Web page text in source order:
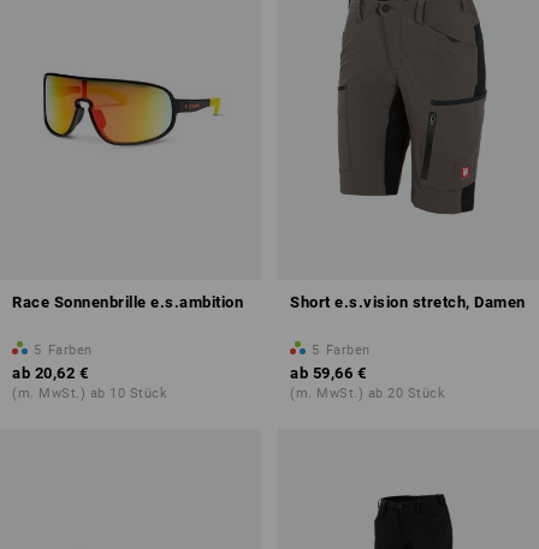
Race Sonnenbrille e.s.ambition
5 Farben
ab 20,62 €
(m. MwSt.) ab 10 Stück
Short e.s.vision stretch, Damen
5 Farben
ab 59,66 €
(m. MwSt.) ab 20 Stück